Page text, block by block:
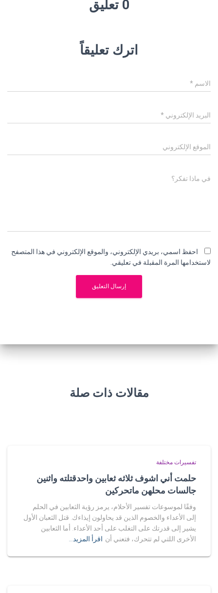
0 تعليق
اترك تعليقاً
الاسم *
البريد الإلكتروني *
الموقع الإلكتروني
في ماذا تفكر؟
احفظ اسمي، بريدي الإلكتروني، والموقع الإلكتروني في هذا المتصفح
لاستخدامها المرة المقبلة في تعليقي.
مقالات ذات صلة
تفسيرات مختلفة
حلمت أني اشوف ثلاثه ثعابين واحدقتلته واثنين
جالسات محلهن ماتحركين
وفقًا لموسوعات تفسير الأحلام، يرمز رؤية الثعابين في الحلم
إلى الأعداء والخصوم الذين قد يحاولون إيذاءك. قتل الثعبان الأول
يشير إلى قدرتك على التغلب على أحد الأعداء. أما الثعابين
الأخرى اللتي لم تتحرك، فتعني أن اقرأ المزيد…